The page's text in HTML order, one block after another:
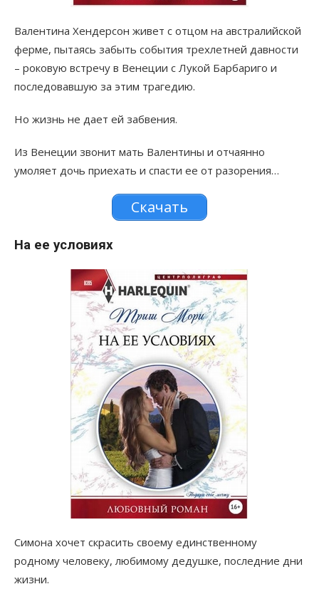
Валентина Хендерсон живет с отцом на австралийской
ферме, пытаясь забыть события трехлетней давности
– роковую встречу в Венеции с Лукой Барбариго и
последовавшую за этим трагедию.
Но жизнь не дает ей забвения.
Из Венеции звонит мать Валентины и отчаянно
умоляет дочь приехать и спасти ее от разорения…
Скачать
На ее условиях
Симона хочет скрасить своему единственному
родному человеку, любимому дедушке, последние дни
жизни.